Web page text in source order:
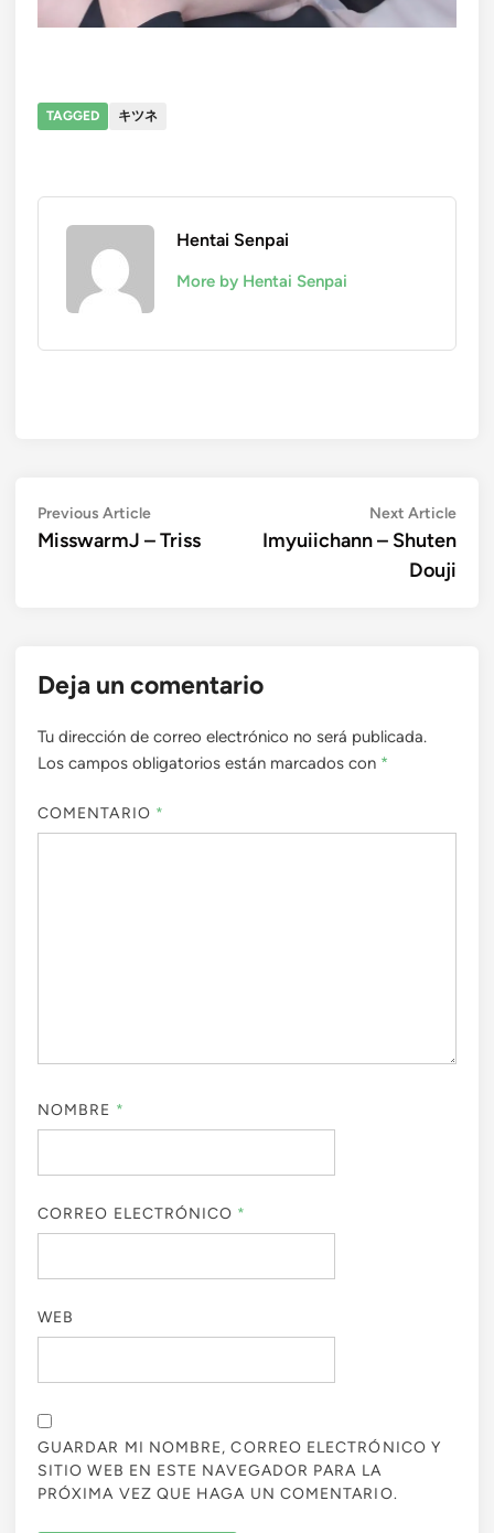
TAGGED キツネ
Hentai Senpai
More by Hentai Senpai
Navegación
de
Previous ArticlePrevious
article:
MisswarmJ – Triss
Next ArticleNext
Imyuiichann – Shuten
Douji
Deja un comentario
Tu dirección de correo electrónico no será publicada.
Los campos obligatorios están marcados con *
COMENTARIO *
NOMBRE *
CORREO ELECTRÓNICO *
WEB
GUARDAR MI NOMBRE, CORREO ELECTRÓNICO Y
SITIO WEB EN ESTE NAVEGADOR PARA LA
PRÓXIMA VEZ QUE HAGA UN COMENTARIO.